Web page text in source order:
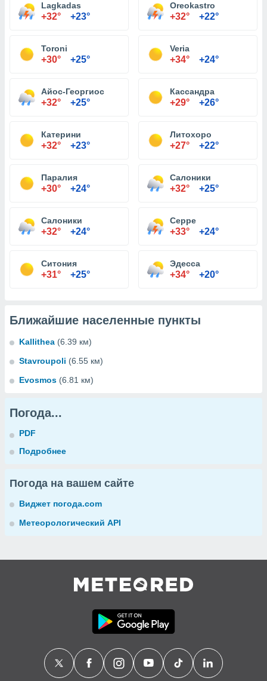
Lagkadas
+32° +23°
Oreokastro
+32° +22°
Toroni
+30° +25°
Veria
+34° +24°
Айос-Георгиос
+32° +25°
Кассандра
+29° +26°
Катерини
+32° +23°
Литохоро
+27° +22°
Паралия
+30° +24°
Салоники
+32° +25°
Салоники
+32° +24°
Серре
+33° +24°
Ситония
+31° +25°
Эдесса
+34° +20°
Ближайшие населенные пункты
Kallithea (6.39 км)
Stavroupoli (6.55 км)
Evosmos (6.81 км)
Погода...
PDF
Подробнее
Погода на вашем сайте
Виджет погода.com
Метеорологический API